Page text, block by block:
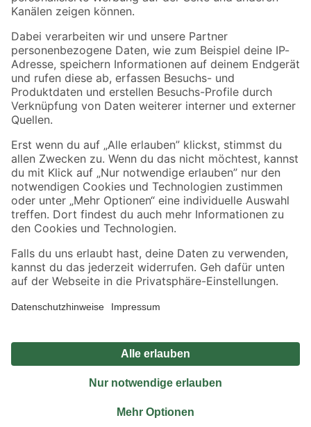
Folge uns
Zahlungsarten Versandarten
Sicher einkaufen
Jetzt die toom-App herunterladen
Alle Preisangaben in EUR inkl. gesetzl. MwSt.. Die dargestellten Angebote sind unter
Umständen nicht in allen Märkten verfügbar. Die angegebenen Verfügbarkeiten beziehen
Produkte nur solange der Vorrat reicht.
*Paketversand ab 59 € versandkostenfrei, gilt nicht für Artikel mit Speditionsversand, hier
Privatsphäre Impressum
Nutzungsbedingungen
Widerrufsrecht
Vertrag widerrufen
© 2026 toom Baumarkt GmbH